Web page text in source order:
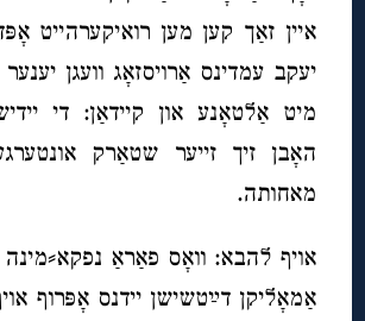
איין זאַך קען מען רואיקערהייט
יעקב עמדינס אַרויסזאָג וועגן
מיט אַלטאָנע און קיידאַן: די
האָבן זיך זייער שטאַרק
מאחותה.
אויף להבא: וואָס פאַראַ נפקא⸗מינה
אַמאָליקן דײַטשישן יידנס אָפּרוף